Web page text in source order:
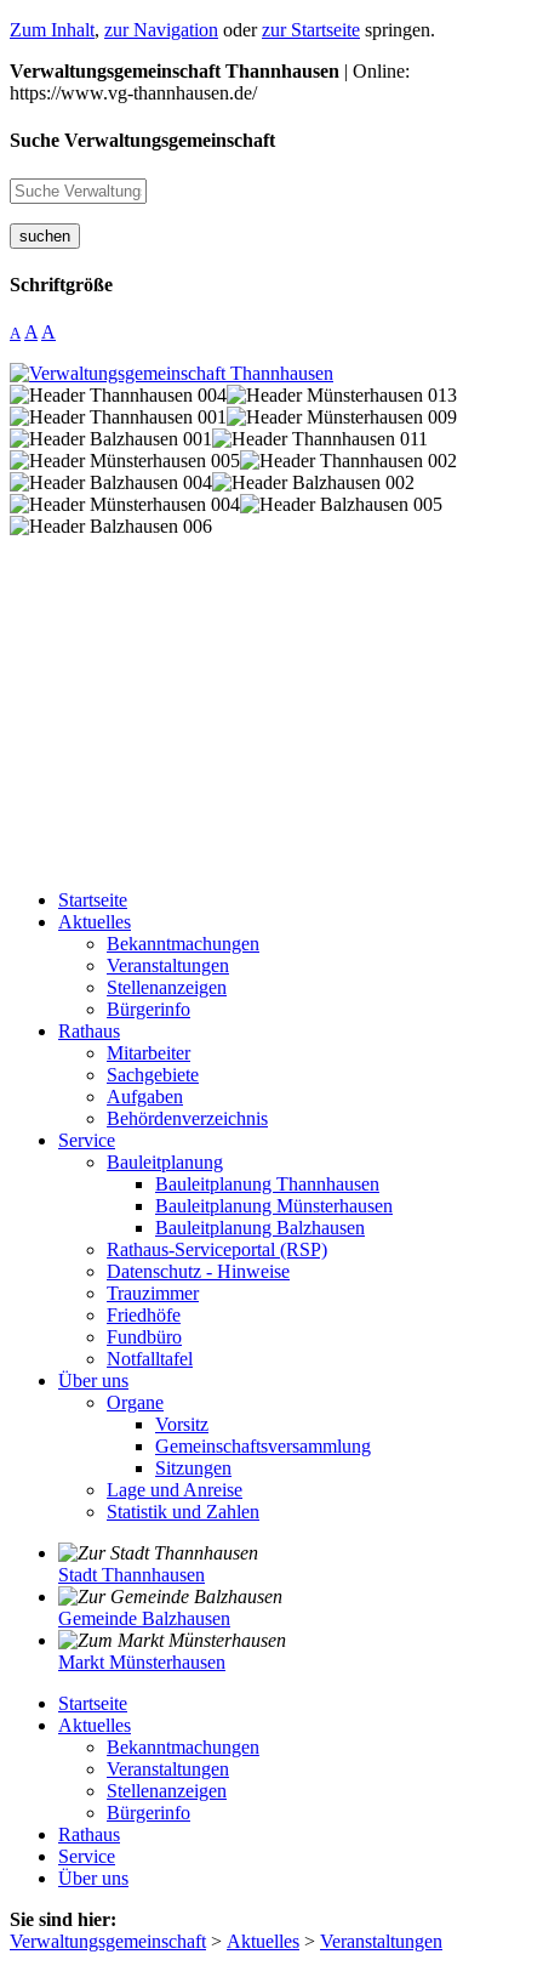
Zum Inhalt, zur Navigation oderzur Startseite springen.
Verwaltungsgemeinschaft Thannhausen | Online:
https://www.vg-thannhausen.de/
Suche Verwaltungsgemeinschaft
suchen
Schriftgröße
A A A
Startseite
Aktuelles
Bekanntmachungen
Veranstaltungen
Stellenanzeigen
Bürgerinfo
Rathaus
Mitarbeiter
Sachgebiete
Aufgaben
Behördenverzeichnis
Service
Bauleitplanung
Bauleitplanung Thannhausen
Bauleitplanung Münsterhausen
Bauleitplanung Balzhausen
Rathaus-Serviceportal (RSP)
Datenschutz - Hinweise
Trauzimmer
Friedhöfe
Fundbüro
Notfalltafel
Über uns
Organe
Vorsitz
Gemeinschaftsversammlung
Sitzungen
Lage und Anreise
Statistik und Zahlen
Stadt Thannhausen
Gemeinde Balzhausen
Markt Münsterhausen
Startseite
Aktuelles
Bekanntmachungen
Veranstaltungen
Stellenanzeigen
Bürgerinfo
Rathaus
Service
Über uns
Sie sind hier:
Verwaltungsgemeinschaft > Aktuelles > Veranstaltungen